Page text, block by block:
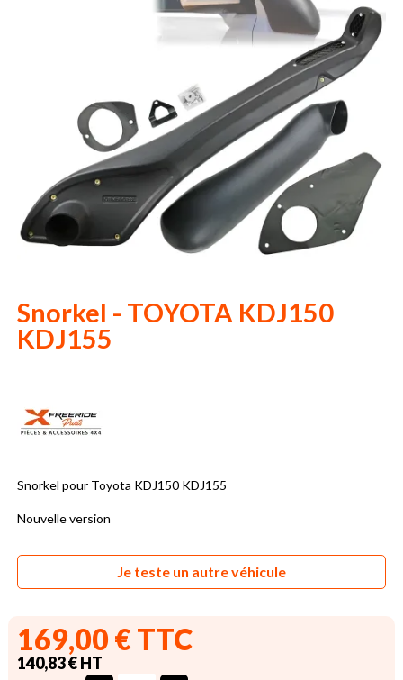
Snorkel - TOYOTA KDJ150
KDJ155
Snorkel pour Toyota KDJ150 KDJ155
Nouvelle version
Je teste un autre véhicule
169,00 € TTC
140,83 € HT